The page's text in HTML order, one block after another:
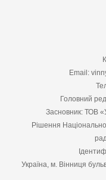
Email:
Головний
Засновник: ТОВ
Рішення
Україна, м. Вінниця